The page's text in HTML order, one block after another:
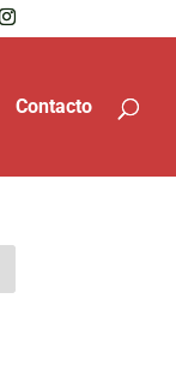
Contacto